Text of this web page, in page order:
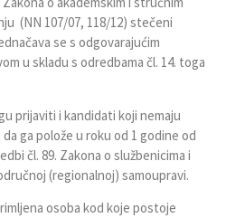
(NN 107/07, 118/12) stečeni
se s odgovarajućim
u skladu s odredbama čl. 14. toga
i kandidati koji nemaju
ga polože u roku od 1 godine od
čl. 89. Zakona o službenicima i
(regionalnoj) samoupravi.
osoba kod koje postoje